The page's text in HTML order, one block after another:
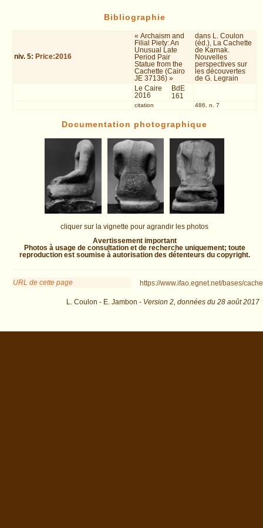
Bibliographie
niv. 5: Price:2016
« Archaism and
Filial Piety: An
Unusual Late
Period Pair
Statue from the
Cachette (Cairo
JE 37136) »
dans L. Coulon
(éd.), La Cachette
de Karnak.
Nouvelles
perspectives sur
les découvertes
de G. Legrain
Le Caire
2016
BdE
161
citation 486, n. 7
Documentation photographique
cliquer sur la vignette pour agrandir les photos
Avertissement important
Photos à usage de consultation et de recherche uniquement; toute
reproduction est soumise à autorisation des détenteurs du copyright.
URL de cette page https://www.ifao.egnet.net/bases/
L. Coulon - E. Jambon - Version 2, données du 28 août 2017